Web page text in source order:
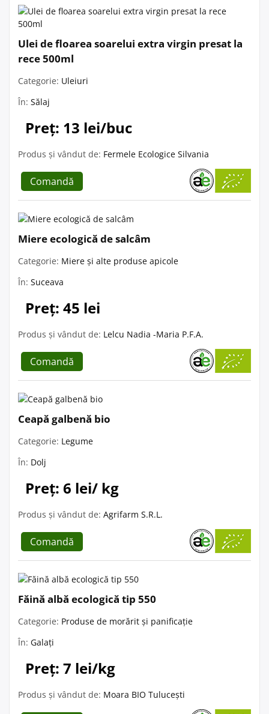
Ulei de floarea soarelui extra virgin presat la
rece 500ml
Categorie: Uleiuri
În: Sălaj
Preț: 13 lei/buc
Produs și vândut de: Fermele Ecologice Silvania
Comandă
Miere ecologică de salcâm
Categorie: Miere și alte produse apicole
În: Suceava
Preț: 45 lei
Produs și vândut de: Lelcu Nadia -Maria P.F.A.
Comandă
Ceapă galbenă bio
Categorie: Legume
În: Dolj
Preț: 6 lei/ kg
Produs și vândut de: Agrifarm S.R.L.
Comandă
Făină albă ecologică tip 550
Categorie: Produse de morărit și panificație
În: Galați
Preț: 7 lei/kg
Produs și vândut de: Moara BIO Tulucești